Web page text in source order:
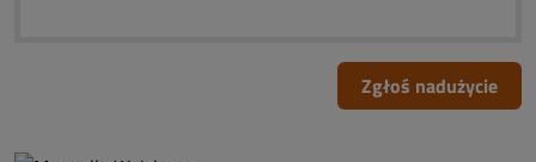
Zgłoś nadużycie